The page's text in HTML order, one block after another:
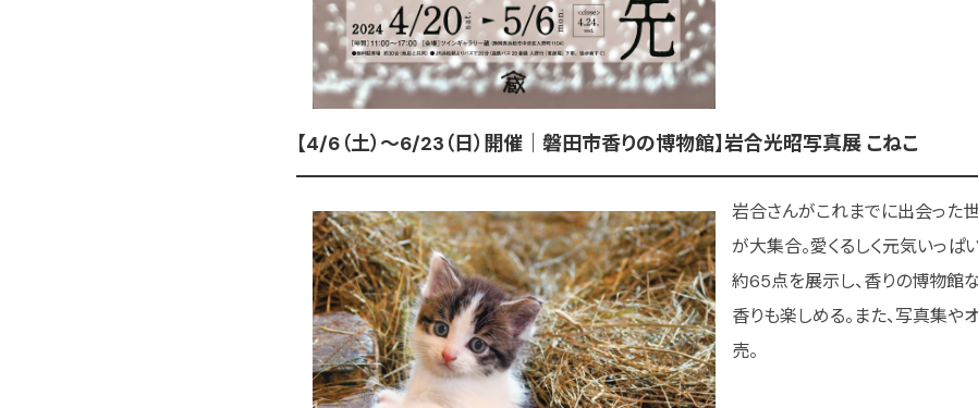
【4/6（土）～6/23（日）開催｜磐田市香りの博物館】岩合光昭写真展 こねこ
岩合さんがこれまでに出会った
が大集合。愛くるしく元気いっぱ
約65点を展示し、香りの博物館
香りも楽しめる。また、写真集や
売。